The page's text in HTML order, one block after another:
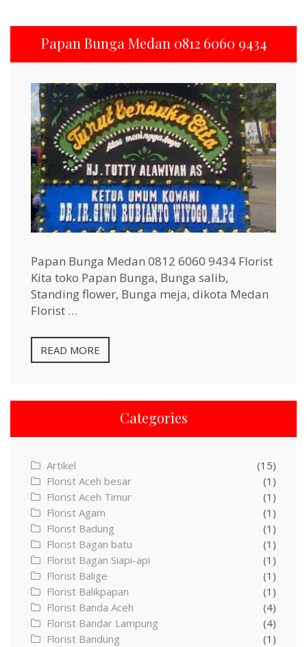
Papan Bunga Medan 0812 6060 9434
Papan Bunga Medan 0812 6060 9434 Florist
Kita toko Papan Bunga, Bunga salib,
Standing flower, Bunga meja, dikota Medan
Florist …
READ MORE
Categories
Artikel
(15)
Florist Aceh besar
(1)
Florist Aceh Timur
(1)
Florist Agam
(1)
Florist Badung
(1)
Florist Bagan batu
(1)
Florist Bagan Siapi-api
(1)
Florist Balige
(1)
Florist Balikpapan
(1)
Florist Banda Aceh
(4)
Florist Bandar Lampung
(4)
Florist Bandung
(1)